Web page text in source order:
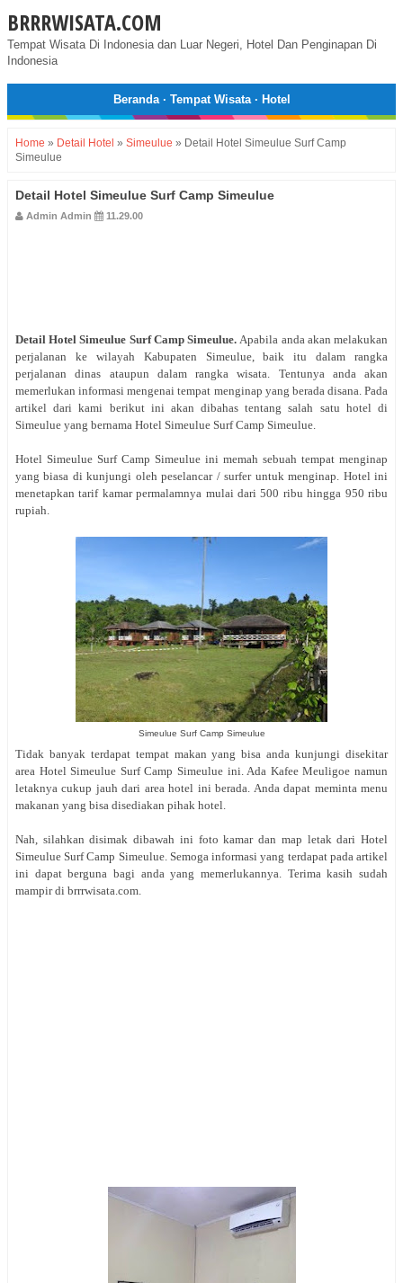
BRRRWISATA.COM
Tempat Wisata Di Indonesia dan Luar Negeri, Hotel Dan Penginapan Di
Indonesia
Beranda· Tempat Wisata· Hotel
Home » Detail Hotel » Simeulue » Detail Hotel Simeulue Surf Camp
Simeulue
Detail Hotel Simeulue Surf Camp Simeulue
Admin Admin 11.29.00
Detail HotelSimeulue Surf Camp Simeulue.Apabila anda akan melakukan
perjalanan ke wilayah Kabupaten Simeulue, baik itu dalam rangka
perjalanan dinas ataupun dalam rangka wisata. Tentunya anda akan
memerlukan informasi mengenai tempat menginap yang berada disana. Pada
artikel dari kami berikut ini akan dibahas tentang salah satu hotel di
Simeulue yang bernama Hotel Simeulue Surf Camp Simeulue.
Hotel Simeulue Surf Camp Simeulue ini memah sebuah tempat menginap
yang biasa di kunjungi oleh peselancar / surfer untuk menginap. Hotel ini
menetapkan tarif kamar permalamnya mulai dari 500 ribu hingga 950 ribu
rupiah.
Simeulue Surf Camp Simeulue
Tidak banyak terdapat tempat makan yang bisa anda kunjungi disekitar
area Hotel Simeulue Surf Camp Simeulue ini. Ada Kafee Meuligoe namun
letaknya cukup jauh dari area hotel ini berada. Anda dapat meminta menu
makanan yang bisa disediakan pihak hotel.
Nah, silahkan disimak dibawah ini foto kamar dan map letak dari Hotel
Simeulue Surf Camp Simeulue. Semoga informasi yang terdapat pada artikel
ini dapat berguna bagi anda yang memerlukannya. Terima kasih sudah
mampir di brrrwisata.com.